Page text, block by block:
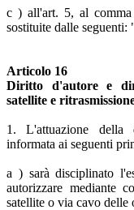
c ) all'art. 5, al
sostituite dalle
Articolo 16
Diritto d'autore e
satellite e
1. L'attuazione della
informata ai seguenti
a ) sarà disciplinato
autorizzare mediante
satellite o via cavo delle